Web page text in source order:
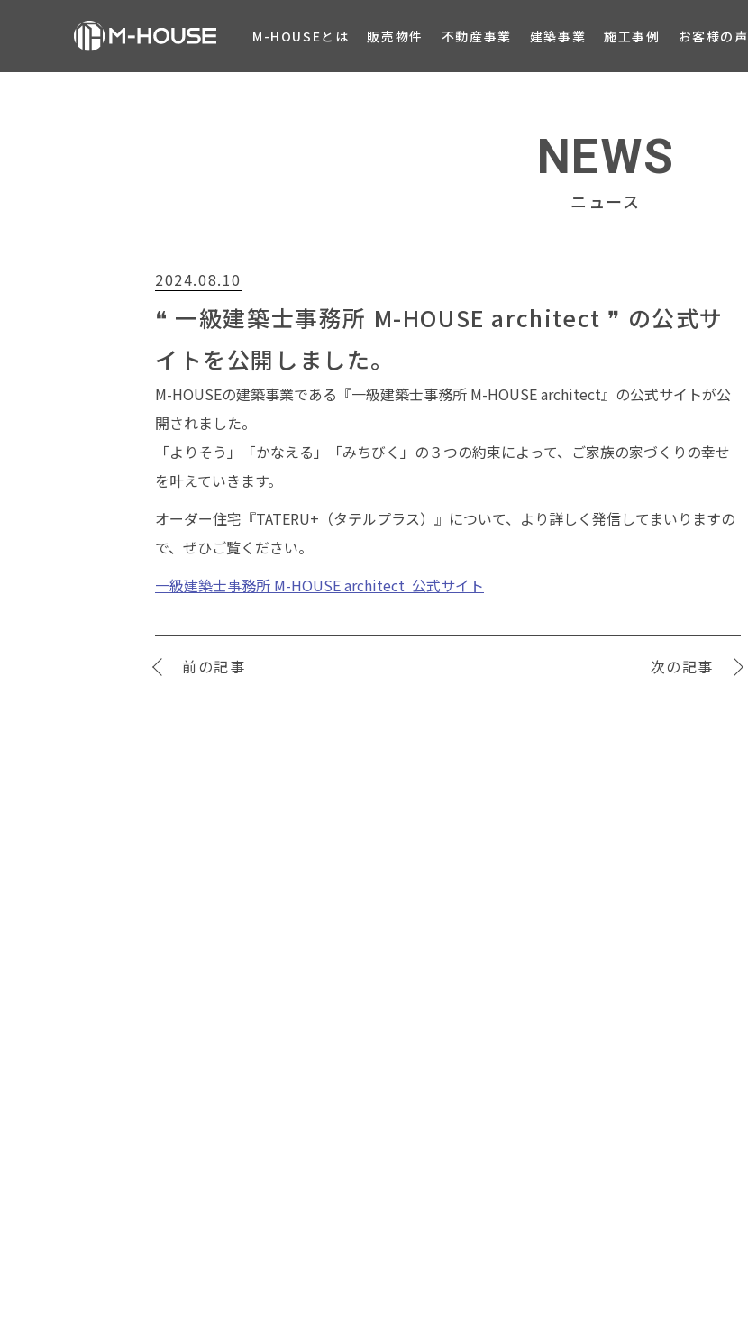
M-HOUSEとは 販売物件 不動産事業 建築事業 施工事例 お客様の声
NEWS
ニュース
2024.08.10
❝ 一級建築士事務所 M-HOUSE architect ❞ の公式サ
イトを公開しました。
M-HOUSEの建築事業である『一級建築士事務所 M-HOUSE architect』の公式サイトが公
開されました。
「よりそう」「かなえる」「みちびく」の３つの約束によって、ご家族の家づくりの幸せ
を叶えていきます。
オーダー住宅『TATERU+（タテルプラス）』について、より詳しく発信してまいりますの
で、ぜひご覧ください。
一級建築士事務所 M-HOUSE architect 公式サイト
前の記事 次の記事